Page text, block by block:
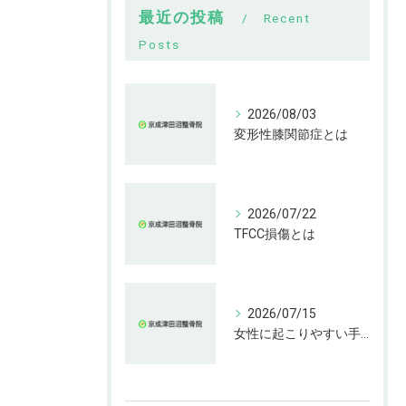
最近の投稿
Recent
Posts
2026/08/03
変形性膝関節症とは
2026/07/22
TFCC損傷とは
2026/07/15